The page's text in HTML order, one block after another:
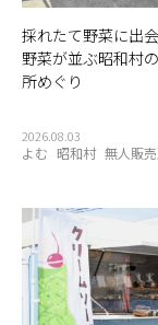
採れたて野菜に出会
野菜が並ぶ昭和村
所めぐり
2026.08.03
よむ 昭和村 無人販